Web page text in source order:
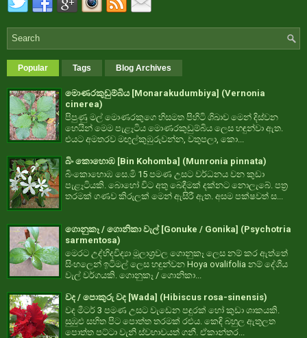
Popular Tags Blog Archives
මොණරකුඩුම්බිය [Monarakudumbiya] (Vernonia
cinerea)
පිපුණු මල් මොණරකුගෙ හිසමත පිහිටි ශිඛාව මෙන් දිස්වන
හෙයින් මෙම පැළෑටිය මොණරකුඩුම්බිය ලෙස හඳුන්වා ඇත.
එයට අමතරව මඟුල්කුඹුරුවන්න, වතුපලා, කො...
බිං කොහොඹ [Bin Kohomba] (Munronia pinnata)
බිංකොහොඹ සෙ.මි 15 පමණ උසට වර්ධනය වන කුඩා
පැළෑටියකි. බොහෝ විට අතු බෙදීමක් දක්නට නොලැබේ. පත්‍ර
තරමක් ගණව කිරුලක් මෙන් ඇසිරී ඇත. අසම පක්ෂවත් ස...
ගොනුකෑ / ගොනිකා වැල් [Gonuke / Gonika] (Psychotria
sarmentosa)
මෙරට උද්භිදවිද්‍යා මූලාශ්‍රවල ගොනුකෑ ලෙස නම් කර ඇත්තේ
සිංහලෙන් ඉටිමල් ලෙස හඳුන්වන Hoya ovalifolia නම් දේශීය
වැල් වර්ගයකි. ගොනුකෑ / ගොනිකා...
වද / පොකුරු වද [Wada] (Hibiscus rosa-sinensis)
වද මීටර් 3 පමණ උසට වැඩෙන පඳුරක් හෝ කුඩා ශාකයකි.
සුඹුළු සහිත පිට පොත්ත තරමක් රළුය. කෙඳි බහුල ඇතුලත
පොත්ත පට්ටා වැනි ස්වභාවයත් ගනී. ඒකාන්තර...